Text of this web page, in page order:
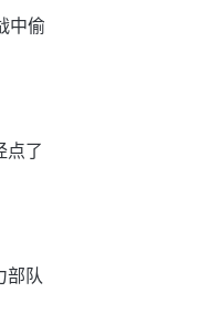
中偷
点了
部队